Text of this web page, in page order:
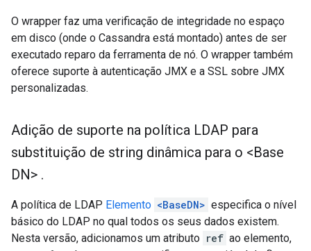
O wrapper faz uma verificação de integridade no espaço
em disco (onde o Cassandra está montado) antes de ser
executado reparo da ferramenta de nó. O wrapper também
oferece suporte à autenticação JMX e a SSL sobre JMX
personalizadas.
Adição de suporte na política LDAP para
substituição de string dinâmica para o <Base
DN> .
A política de LDAP Elemento <BaseDN> especifica o nível
básico do LDAP no qual todos os seus dados existem.
Nesta versão, adicionamos um atributo ref ao elemento,